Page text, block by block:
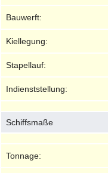
Bauwerft:
Kiellegung:
Stapellauf:
Indienststellung:
Schiffsmaße
Tonnage: